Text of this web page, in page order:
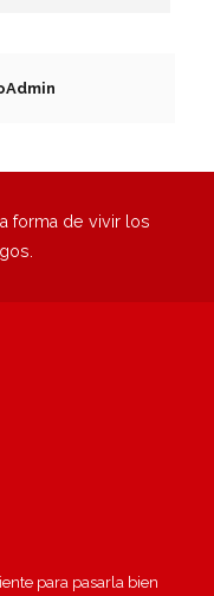
forma de vivir los
para pasarla bien